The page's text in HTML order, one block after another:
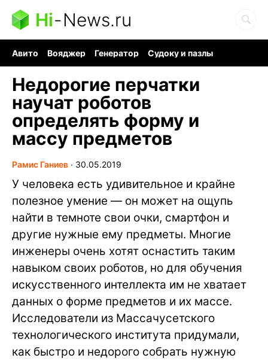
Hi-News.ru
Авито Вояджер Генератор
Судоку и пазлы
Недорогие перчатки
научат роботов
определять форму и
массу предметов
Рамис Ганиев ∙ 30.05.2019
У человека есть удивительное и крайне
полезное умение — он может на ощупь
найти в темноте свои очки, смартфон и
другие нужные ему предметы. Многие
инженеры очень хотят оснастить таким
навыком своих роботов, но для обучения
искусственного интеллекта им не хватает
данных о форме предметов и их массе.
Исследователи из Массачусетского
технологического института придумали,
как быстро и недорого собрать нужную